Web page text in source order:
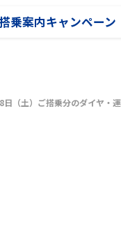
乗案内キャンペーン
（土）ご搭乗分のダイヤ・